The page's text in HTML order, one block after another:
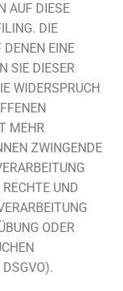
AUF DIESE
DIE
DENEN EINE
SIE DIESER
WIDERSPRUCH
MEHR
ZWINGENDE
UND
ODER
DSGVO).